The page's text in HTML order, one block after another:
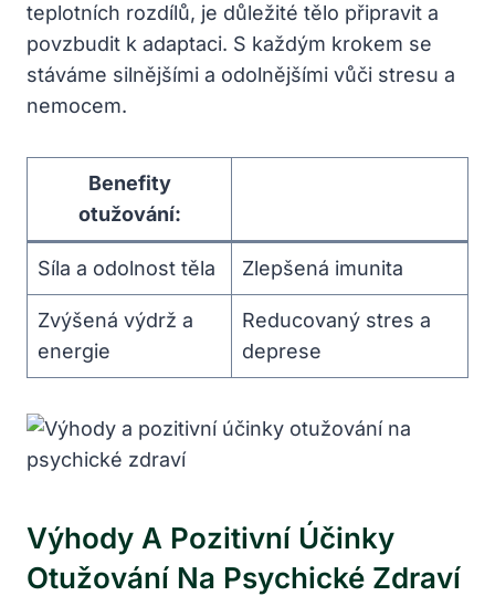
teplotních rozdílů, je důležité tělo připravit a
povzbudit k adaptaci. S každým krokem se
stáváme silnějšími a odolnějšími vůči stresu a
nemocem.
Benefity
otužování:
Síla a odolnost těla Zlepšená imunita
Zvýšená výdrž a
energie
Reducovaný stres a
deprese
Výhody A Pozitivní Účinky
Otužování Na Psychické Zdraví